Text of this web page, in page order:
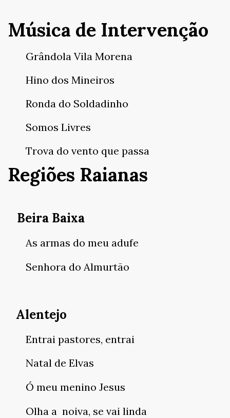
Música de Intervenção
Grândola Vila Morena
Hino dos Mineiros
Ronda do Soldadinho
Somos Livres
Trova do vento que passa
Regiões Raianas
Beira Baixa
As armas do meu adufe
Senhora do Almurtão
Alentejo
Entrai pastores, entrai
Natal de Elvas
Ó meu menino Jesus
Olha a noiva, se vai linda